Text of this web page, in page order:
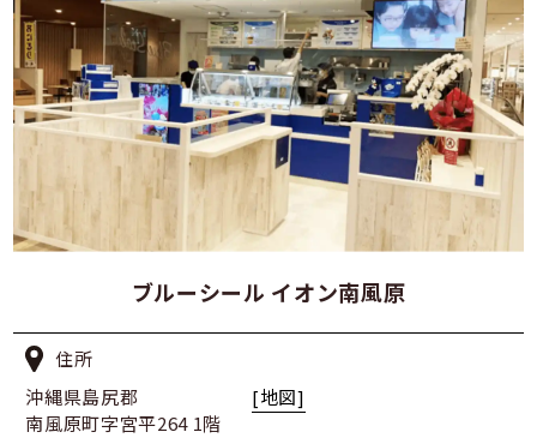
ブルーシール イオン南風原
住所
沖縄県島尻郡
南風原町字宮平264 1階
[地図]